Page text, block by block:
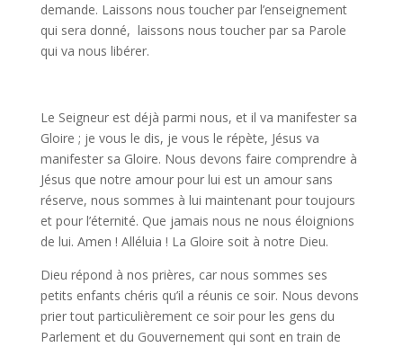
demande. Laissons nous toucher par l’enseignement
qui sera donné, laissons nous toucher par sa Parole
qui va nous libérer.
Le Seigneur est déjà parmi nous, et il va manifester sa
Gloire ; je vous le dis, je vous le répète, Jésus va
manifester sa Gloire. Nous devons faire comprendre à
Jésus que notre amour pour lui est un amour sans
réserve, nous sommes à lui maintenant pour toujours
et pour l’éternité. Que jamais nous ne nous éloignions
de lui. Amen ! Alléluia ! La Gloire soit à notre Dieu.
Dieu répond à nos prières, car nous sommes ses
petits enfants chéris qu’il a réunis ce soir. Nous devons
prier tout particulièrement ce soir pour les gens du
Parlement et du Gouvernement qui sont en train de